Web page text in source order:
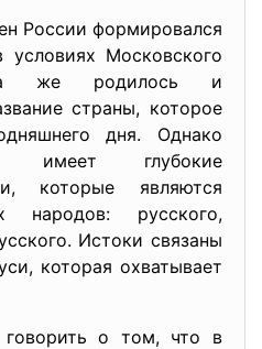
России формировался
Московского
же родилось и
страны, которое
дня. Однако
имеет глубокие
которые являются
русского,
Истоки связаны
которая охватывает
говорить о том, что в